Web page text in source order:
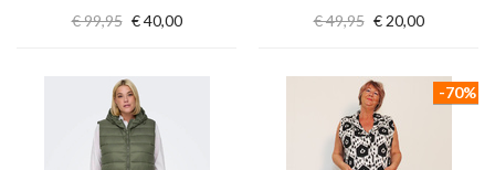
€ 99,95 € 40,00 € 49,95 € 20,00
-70%